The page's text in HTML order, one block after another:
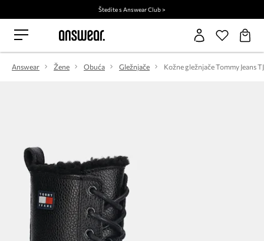
Štedite s Answear Club >
Answear Žene Obuća Gležnjače